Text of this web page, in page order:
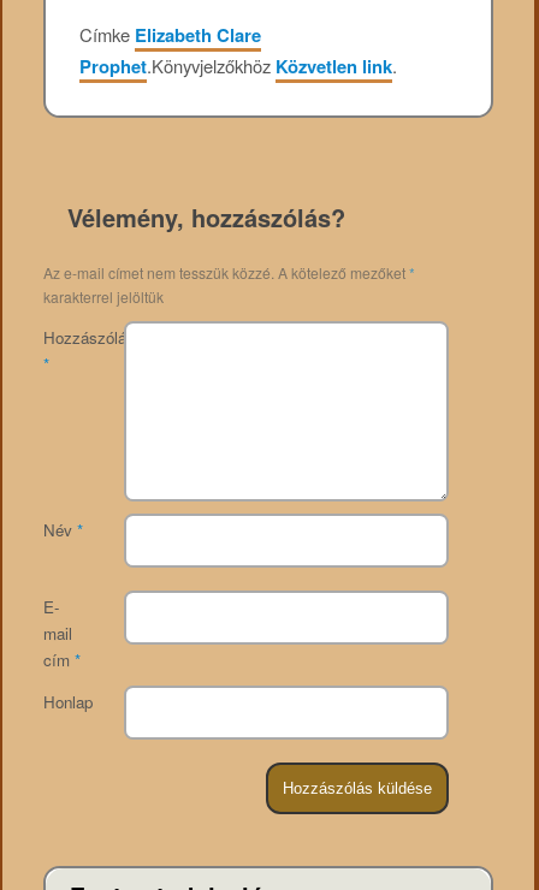
Címke Elizabeth Clare
Prophet.Könyvjelzőkhöz Közvetlen link.
Vélemény, hozzászólás?
Az e-mail címet nem tesszük közzé. A kötelező mezőket*
karakterrel jelöltük
Hozzászólás
*
Név *
E-
mail
cím *
Honlap